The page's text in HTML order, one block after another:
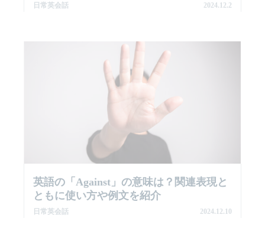
日常英会話 2024.12.2
英語の「against」の意味は？関連表現と
ともに使い方や例文を紹介
日常英会話 2024.12.10